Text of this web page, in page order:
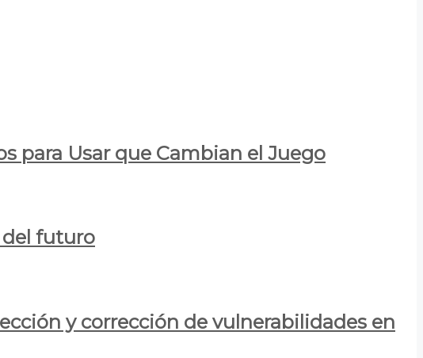
para Usar que Cambian el Juego
del futuro
y corrección de vulnerabilidades en